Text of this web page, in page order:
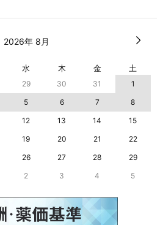
2026年 8月
水 木 金 土
29 30 31
1
5 6 7
8
12 13 14
15
19 20 21
22
26 27 28
29
2 3 4 5